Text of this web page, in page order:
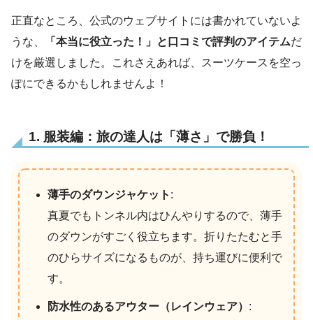
正直なところ、公式のウェブサイトには書かれていないよ
うな、
「本当に役立った！」と口コミで評判のアイテムだ
けを厳選しました。これさえあれば、スーツケースを空っ
ぽにできるかもしれませんよ！
1. 服装編：旅の達人は「薄さ」で勝負！
薄手のダウンジャケット :
真夏でもトンネル内はひんやりするので、薄手
のダウンがすごく役立ちます。折りたたむと手
のひらサイズになるものが、持ち運びに便利で
す。
防水性のあるアウター（レインウェア） :